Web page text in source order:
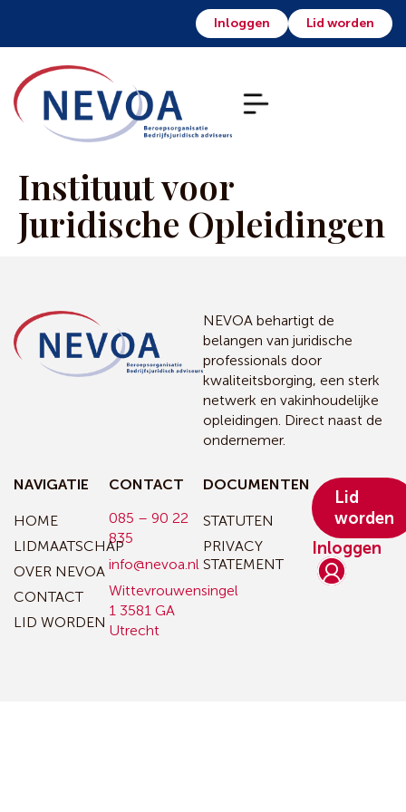
Inloggen Lid worden
Instituut voor
Juridische Opleidingen
NEVOA behartigt de
belangen van juridische
professionals door
kwaliteitsborging, een sterk
netwerk en vakinhoudelijke
opleidingen. Direct naast de
ondernemer.
NAVIGATIE
HOME
LIDMAATSCHAP
OVER NEVOA
CONTACT
LID WORDEN
CONTACT
085 – 90 22
835
info@nevoa.nl
Wittevrouwensingel
1 3581 GA
Utrecht
DOCUMENTEN
STATUTEN
PRIVACY
STATEMENT
Inloggen
Lid
worden